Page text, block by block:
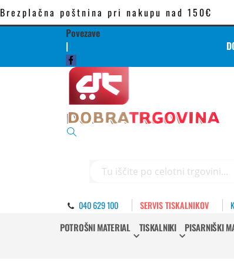
Brezplačna poštnina pri nakupu nad 150€
Povezave
|
040 629 100 SERVIS TISKALNIKOV
POTROŠNI MATERIAL TISKALNIKI PISARNIŠKI